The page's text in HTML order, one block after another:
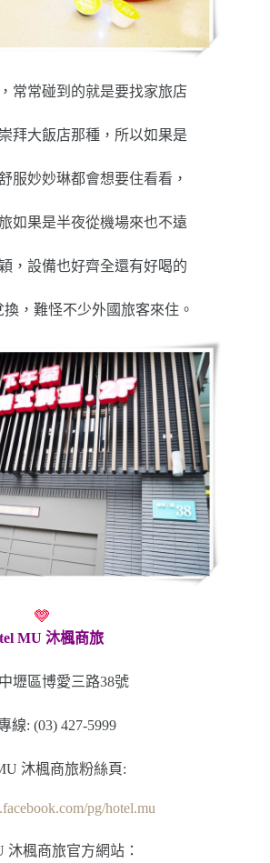
常常碰到的就是要找家旅店
拜大飯店那種，所以如果是
服妙妙琳都會想要住看看，
如果是半夜從機場來也不遠
，設備也好齊全還有好喝的
，難怪不少外國旅客來住。
MU 沐楓商旅
壢區博愛三路38號
線: (03) 427-5999
沐楓商旅粉絲頁:
pg/hotel.mu
沐楓商旅官方網站：